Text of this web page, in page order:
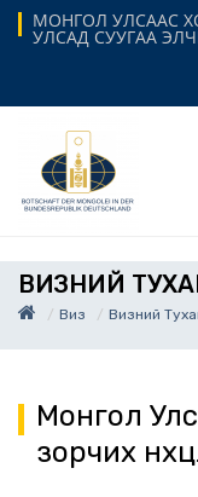
МОНГОЛ УЛСААС
УЛСАД СУУГАА
ВИЗНИЙ
Виз Визний
Монгол
зорчих